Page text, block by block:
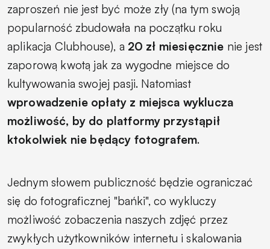
zaproszeń nie jest być może zły (na tym swoją
popularność zbudowała na początku roku
aplikacja Clubhouse), a 20 zł miesięcznie nie jest
zaporową kwotą jak za wygodne miejsce do
kultywowania swojej pasji. Natomiast
wprowadzenie opłaty z miejsca wyklucza
możliwość, by do platformy przystąpił
ktokolwiek nie będący fotografem.
Jednym słowem publiczność będzie ograniczać
się do fotograficznej "bańki", co wykluczy
możliwość zobaczenia naszych zdjęć przez
zwykłych użytkowników internetu i skalowania